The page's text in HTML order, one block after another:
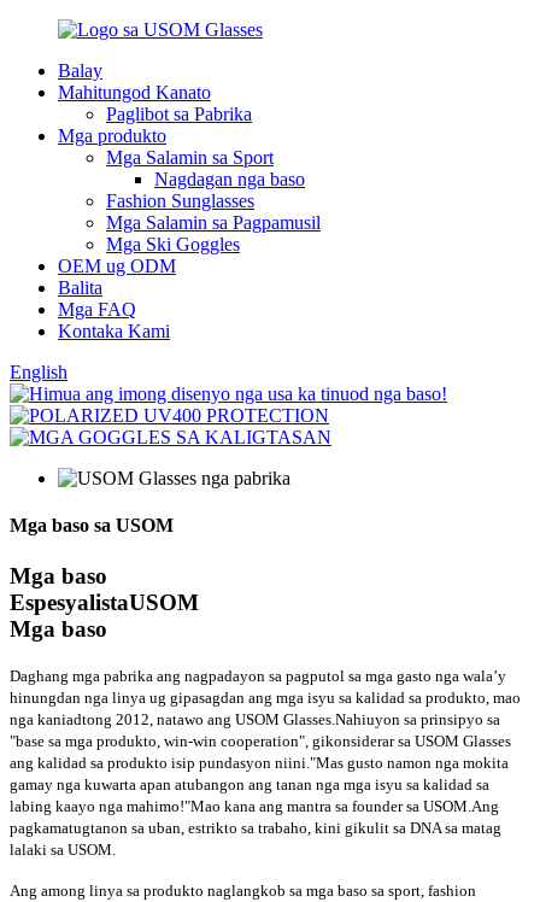
Balay
Mahitungod Kanato
Paglibot sa Pabrika
Mga produkto
Mga Salamin sa Sport
Nagdagan nga baso
Fashion Sunglasses
Mga Salamin sa Pagpamusil
Mga Ski Goggles
OEM ug ODM
Balita
Mga FAQ
Kontaka Kami
English
Mga baso sa USOM
Mga baso
EspesyalistaUSOM
Mga baso
Daghang mga pabrika ang nagpadayon sa pagputol sa mga gasto nga wala’y
hinungdan nga linya ug gipasagdan ang mga isyu sa kalidad sa produkto, mao
nga kaniadtong 2012, natawo ang USOM Glasses.Nahiuyon sa prinsipyo sa
"base sa mga produkto, win-win cooperation", gikonsiderar sa USOM Glasses
ang kalidad sa produkto isip pundasyon niini."Mas gusto namon nga mokita
gamay nga kuwarta apan atubangon ang tanan nga mga isyu sa kalidad sa
labing kaayo nga mahimo!"Mao kana ang mantra sa founder sa USOM.Ang
pagkamatugtanon sa uban, estrikto sa trabaho, kini gikulit sa DNA sa matag
lalaki sa USOM.
Ang among linya sa produkto naglangkob sa mga baso sa sport, fashion